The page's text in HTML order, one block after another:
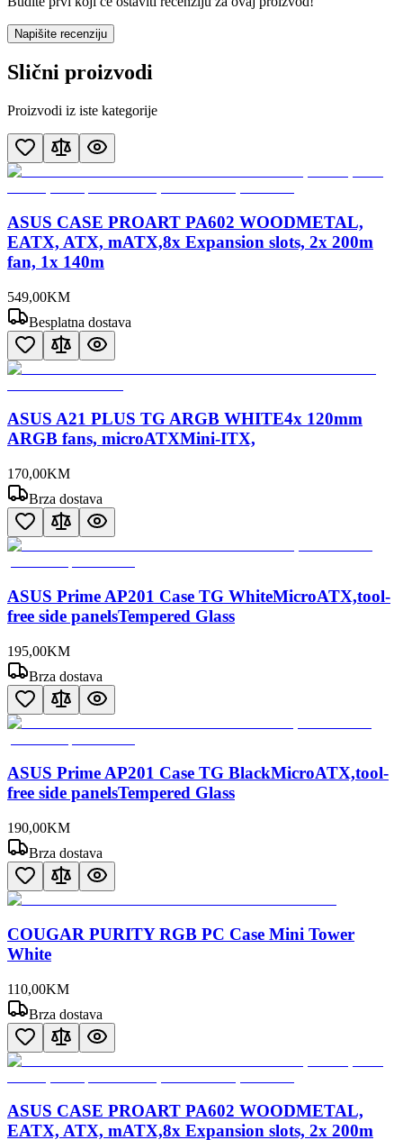
Napišite recenziju
Slični proizvodi
Proizvodi iz iste kategorije
ASUS CASE PROART PA602 WOODMETAL,
EATX, ATX, mATX,8x Expansion slots, 2x 200m
fan, 1x 140m
549,00KM
Besplatna dostava
ASUS A21 PLUS TG ARGB WHITE4x 120mm
ARGB fans, microATXMini-ITX,
170,00KM
Brza dostava
ASUS Prime AP201 Case TG WhiteMicroATX,tool-
free side panelsTempered Glass
195,00KM
Brza dostava
ASUS Prime AP201 Case TG BlackMicroATX,tool-
free side panelsTempered Glass
190,00KM
Brza dostava
COUGAR PURITY RGB PC Case Mini Tower
White
110,00KM
Brza dostava
ASUS CASE PROART PA602 WOODMETAL,
EATX, ATX, mATX,8x Expansion slots, 2x 200m